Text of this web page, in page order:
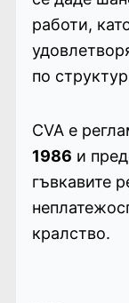
работи,
по
CVA е
1986 и
гъвкавите
кралство.